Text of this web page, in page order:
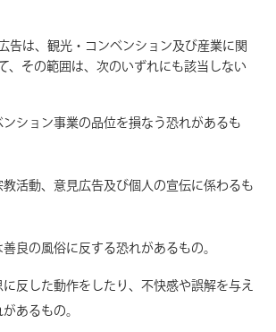
告は、観光・コンベンション及び産業に関
、その範囲は、次のいずれにも該当しない
ション事業の品位を損なう恐れがあるも
活動、意見広告及び個人の宣伝に係わるも
良の風俗に反する恐れがあるもの。
反した動作をしたり、不快感や誤解を与え
あるもの。